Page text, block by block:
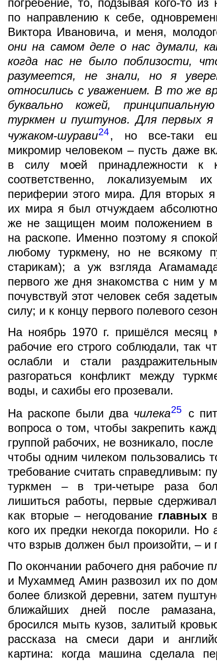
погребение, то, подзывая кого-то
по направлению к себе,
Виктора Ивановича, и меня,
они на самом деле о нас думали,
когда нас не было поблизости,
разумеется, не знали, но я
относились с уважением. В то же
буквально кожей,
туркмен и пуштунов. Для первых
чужаком-шурави24, но все-таки
микромир человеком – пусть даже
в силу моей принадлежности к
соответственно, локализуемым
периферии этого мира. Для вторых
их мира я был отчуждаем
же не защищен моим положением в
на раскопе. Именно поэтому я
любому туркмену, но не всякому
старикам); а уж взгляда
первого же дня знакомства с ним у
почувствуй этот человек себя
силу; и к концу первого полевого
На ноябрь 1970 г. пришёлся месяц
рабочие его строго соблюдали, так
ослабли и стали
разгораться конфликт между
воды, и сахибы его прозевали.
На раскопе были два чилека25
с
вопроса о том, чтобы закрепить
группой рабочих, не возникало,
чтобы одним чилеком пользовались
требование считать справедливым:
туркмен – в три-четыре раза
лишиться работы, первые
как вторые – негодование главныхв
кого их предки некогда покорили.
что взрыв должен был произойти, – и
По окончании рабочего дня рабочие
и Мухаммед Амин развозил их по
более близкой деревни, затем
ближайших дней после
бросился мыть кузов, залитый
рассказа на смеси дари и
картина: когда машина сделала